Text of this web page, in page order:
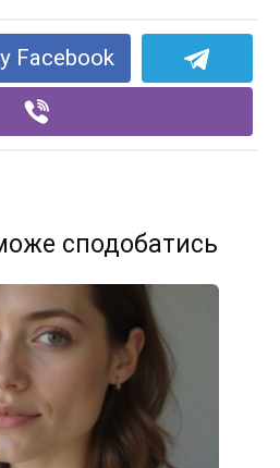
Facebook
сподобатись